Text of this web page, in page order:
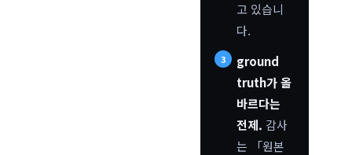
고 있습니
다.
ground
truth가 올
바르다는
전제. 감사
는 「원본